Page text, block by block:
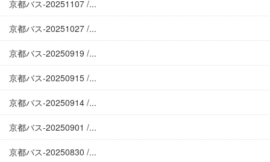
京都バス-20251107 /...
京都バス-20251027 /...
京都バス-20250919 /...
京都バス-20250915 /...
京都バス-20250914 /...
京都バス-20250901 /...
京都バス-20250830 /...